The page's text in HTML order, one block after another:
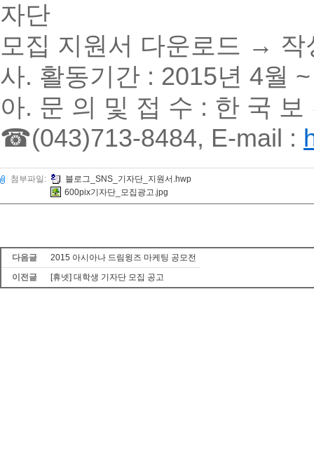
자단
모집 지원서 다운로드 → 작
사. 활동기간 : 2015년 4월
아. 문 의 및 접 수 : 한 국
☎(043)713-8484, E-mail :
첨부파일:
블로그_SNS_기자단_지원서.hwp
600pix기자단_모집광고.jpg
다음글
2015 아시아나 드림윙즈 마케팅 공모전
이전글
[휴넷] 대학생 기자단 모집 공고